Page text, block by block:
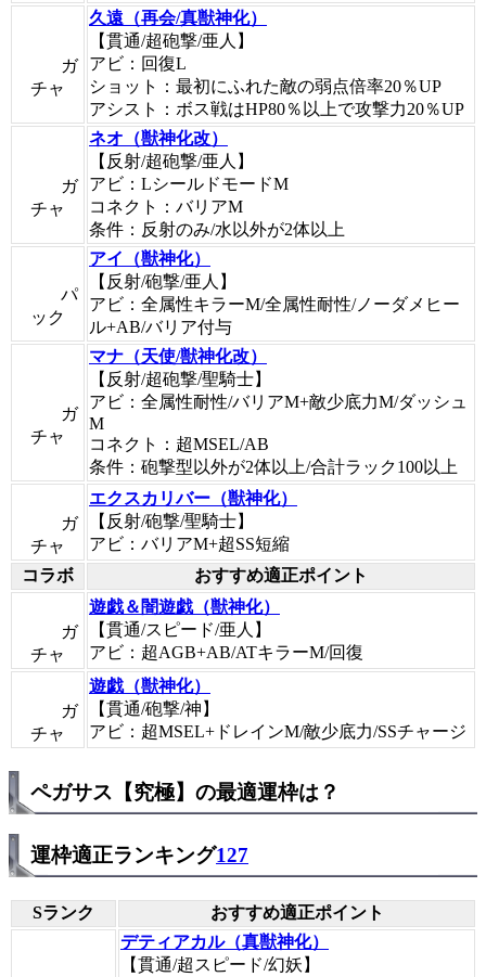
ガ
チャ
久遠（再会/真獣神化）
【貫通/超砲撃/亜人】
アビ：回復L
ショット：最初にふれた敵の弱点倍率20％UP
アシスト：ボス戦はHP80％以上で攻撃力20％UP
ガ
チャ
ネオ（獣神化改）
【反射/超砲撃/亜人】
アビ：LシールドモードM
コネクト：バリアM
条件：反射のみ/水以外が2体以上
パ
ック
アイ（獣神化）
【反射/砲撃/亜人】
アビ：全属性キラーM/全属性耐性/ノーダメヒー
ル+AB/バリア付与
ガ
チャ
マナ（天使/獣神化改）
【反射/超砲撃/聖騎士】
アビ：全属性耐性/バリアM+敵少底力M/ダッシュ
M
コネクト：超MSEL/AB
条件：砲撃型以外が2体以上/合計ラック100以上
ガ
チャ
エクスカリバー（獣神化）
【反射/砲撃/聖騎士】
アビ：バリアM+超SS短縮
コラボ
おすすめ適正ポイント
ガ
チャ
遊戯＆闇遊戯（獣神化）
【貫通/スピード/亜人】
アビ：超AGB+AB/ATキラーM/回復
ガ
チャ
遊戯（獣神化）
【貫通/砲撃/神】
アビ：超MSEL+ドレインM/敵少底力/SSチャージ
ペガサス【究極】の最適運枠は？
運枠適正ランキング127
Sランク おすすめ適正ポイント
デティアカル（真獣神化）
【貫通/超スピード/幻妖】